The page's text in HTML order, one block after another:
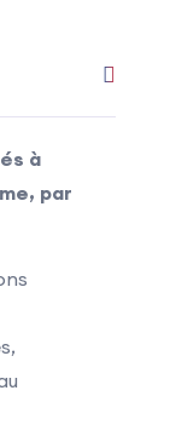
: 29
:
:
de
Durée :
à
par